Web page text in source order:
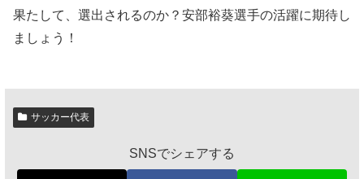
果たして、選出されるのか？安部裕葵選手の活躍に期待し
ましょう！
サッカー代表
SNSでシェアする